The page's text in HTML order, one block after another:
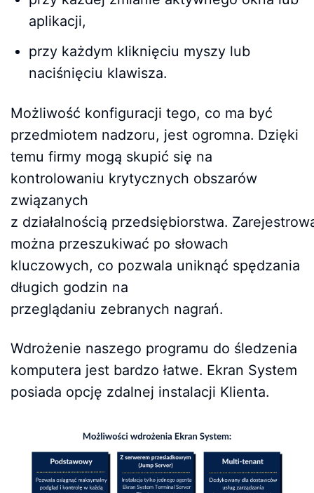
aplikacji,
przy każdym kliknięciu myszy lub
naciśnięciu klawisza.
Możliwość konfiguracji tego, co ma być
przedmiotem nadzoru, jest ogromna. Dzięki
temu firmy mogą skupić się na
kontrolowaniu krytycznych obszarów
związanych
z działalnością przedsiębiorstwa.
można przeszukiwać po słowach
kluczowych, co pozwala uniknąć spędzania
długich godzin na
przeglądaniu zebranych nagrań.
Wdrożenie naszego programu do śledzenia
komputera jest bardzo łatwe. Ekran System
posiada opcję zdalnej instalacji Klienta.